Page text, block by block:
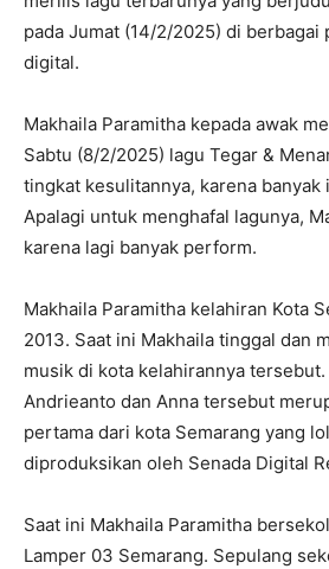
pada Jumat (14/2/2025) di berbagai
digital.
Makhaila Paramitha kepada awak
Sabtu (8/2/2025) lagu Tegar &
tingkat kesulitannya, karena
Apalagi untuk menghafal lagunya,
karena lagi banyak perform.
Makhaila Paramitha kelahiran Kota
2013. Saat ini Makhaila tinggal dan
musik di kota kelahirannya
Andrieanto dan Anna tersebut
pertama dari kota Semarang yang
diproduksikan oleh Senada Digital
Saat ini Makhaila Paramitha
Lamper 03 Semarang. Sepulang